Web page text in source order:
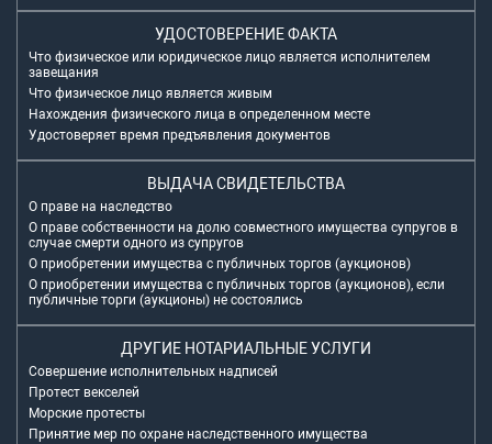
УДОСТОВЕРЕНИЕ ФАКТА
Что физическое или юридическое лицо является исполнителем
завещания
Что физическое лицо является живым
Нахождения физического лица в определенном месте
Удостоверяет время предъявления документов
ВЫДАЧА СВИДЕТЕЛЬСТВА
О праве на наследство
О праве собственности на долю совместного имущества супругов в
случае смерти одного из супругов
О приобретении имущества с публичных торгов (аукционов)
О приобретении имущества с публичных торгов (аукционов), если
публичные торги (аукционы) не состоялись
ДРУГИЕ НОТАРИАЛЬНЫЕ УСЛУГИ
Совершение исполнительных надписей
Протест векселей
Морские протесты
Принятие мер по охране наследственного имущества